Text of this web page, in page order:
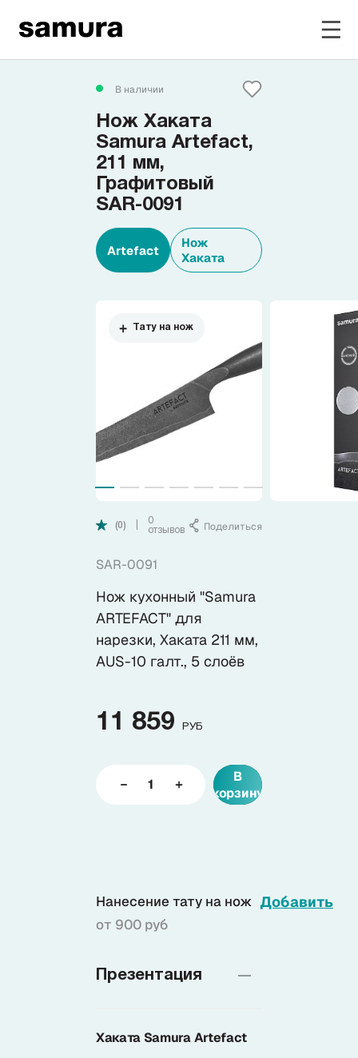
Избранное
Войти в личный кабинет
Смотреть весь каталог
Ножи по видам
Популярные подборки
Аксессуары
Подарочные карты
Спецпредложения и уценка
+7 (495) 280 73 80
Problem@samura.ru
В наличии
Нож Хаката
Samura Artefact,
211 мм,
Графитовый
SAR-0091
Artefact
Нож
Хаката
Тату на нож
(0)
0
отзывов
Поделиться
SAR-0091
Нож кухонный "Samura
ARTEFACT" для
нарезки, Хаката 211 мм,
AUS-10 галт., 5 слоёв
11 859 РУБ
В
корзину
Нанесение тату на нож
от 900 руб
Добавить
Презентация
Хаката Samura Artefact